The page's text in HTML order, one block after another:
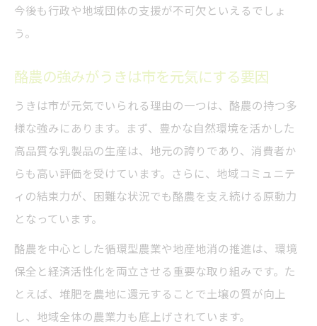
今後も行政や地域団体の支援が不可欠といえるでしょ
う。
酪農の強みがうきは市を元気にする要因
うきは市が元気でいられる理由の一つは、酪農の持つ多
様な強みにあります。まず、豊かな自然環境を活かした
高品質な乳製品の生産は、地元の誇りであり、消費者か
らも高い評価を受けています。さらに、地域コミュニテ
ィの結束力が、困難な状況でも酪農を支え続ける原動力
となっています。
酪農を中心とした循環型農業や地産地消の推進は、環境
保全と経済活性化を両立させる重要な取り組みです。た
とえば、堆肥を農地に還元することで土壌の質が向上
し、地域全体の農業力も底上げされています。